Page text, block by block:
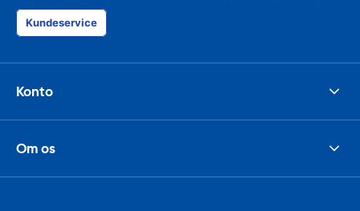
Kundeservice
Konto
Om os